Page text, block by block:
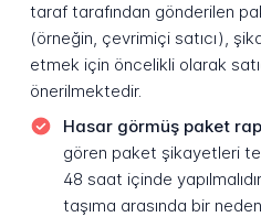
taraf tarafından gönderilen
(örneğin, çevrimiçi satıcı),
etmek için öncelikli olarak
önerilmektedir.
Hasar görmüş paket
gören paket şikayetleri
48 saat içinde
taşıma arasında bir